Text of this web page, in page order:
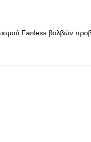
Fanless βολβών